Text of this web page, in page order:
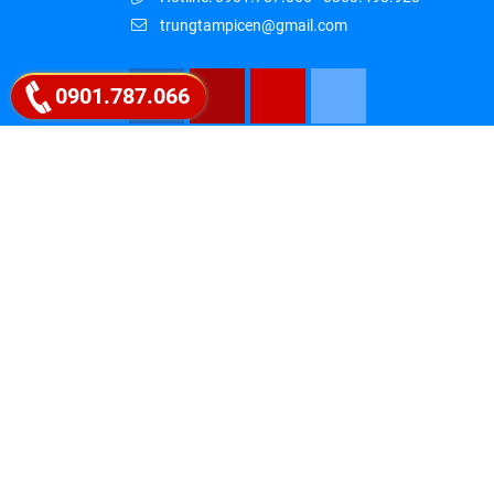
trungtampicen@gmail.com
0901.787.066